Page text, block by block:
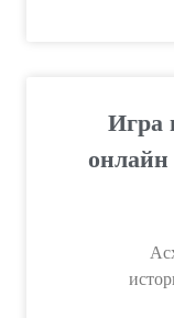
Игра